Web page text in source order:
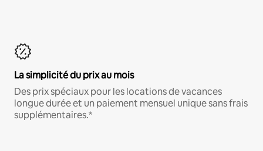
La simplicité du prix au mois
Des prix spéciaux pour les locations de vacances
longue durée et un paiement mensuel unique sans frais
supplémentaires.*